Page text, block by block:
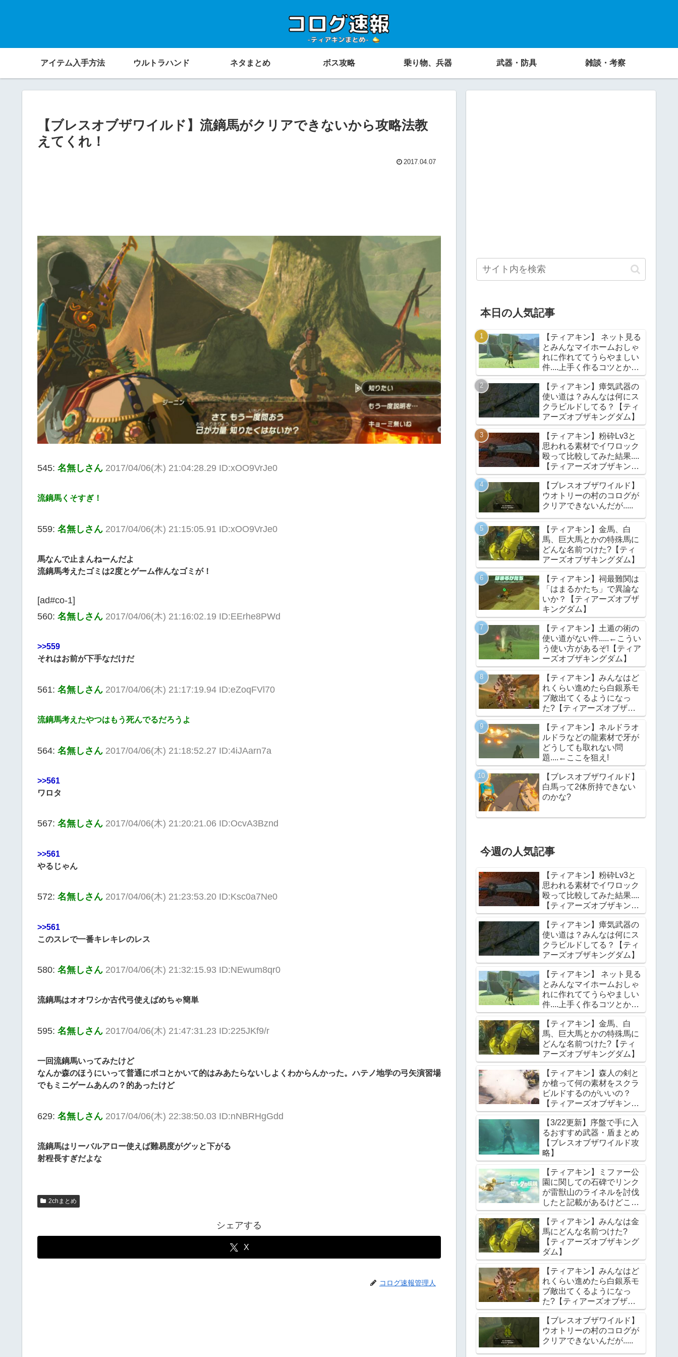
アイテム入手方法 ウルトラハンド ネタまとめ ボス攻略 乗り物、兵器 武器・防具 雑談・考察
【ブレスオブザワイルド】流鏑馬がクリアできないから攻略法教
えてくれ！
2017.04.07
545: 名無しさん 2017/04/06(木) 21:04:28.29 ID:xOO9VrJe0
流鏑馬くそすぎ！
559: 名無しさん 2017/04/06(木) 21:15:05.91 ID:xOO9VrJe0
馬なんで止まんねーんだよ
流鏑馬考えたゴミは2度とゲーム作んなゴミが！
[ad#co-1]
560: 名無しさん 2017/04/06(木) 21:16:02.19 ID:EErhe8PWd
>>559
それはお前が下手なだけだ
561: 名無しさん 2017/04/06(木) 21:17:19.94 ID:eZoqFVl70
流鏑馬考えたやつはもう死んでるだろうよ
564: 名無しさん 2017/04/06(木) 21:18:52.27 ID:4iJAarn7a
>>561
ワロタ
567: 名無しさん 2017/04/06(木) 21:20:21.06 ID:OcvA3Bznd
>>561
やるじゃん
572: 名無しさん 2017/04/06(木) 21:23:53.20 ID:Ksc0a7Ne0
>>561
このスレで一番キレキレのレス
580: 名無しさん 2017/04/06(木) 21:32:15.93 ID:NEwum8qr0
流鏑馬はオオワシか古代弓使えばめちゃ簡単
595: 名無しさん 2017/04/06(木) 21:47:31.23 ID:225JKf9/r
一回流鏑馬いってみたけど
なんか森のほうにいって普通にボコとかいて的はみあたらないしよくわからんかった。ハテノ地学の弓矢演習場
でもミニゲームあんの？的あったけど
629: 名無しさん 2017/04/06(木) 22:38:50.03 ID:nNBRHgGdd
流鏑馬はリーバルアロー使えば難易度がグッと下がる
射程長すぎだよな
2chまとめ
シェアする
X
コログ速報管理人
本日の人気記事
【ティアキン】 ネット見る
とみんなマイホームおしゃ
れに作れててうらやましい
件....上手く作るコツとかあ
る？【ティアーズオブザキ
ングダム】
【ティアキン】瘴気武器の
使い道は？みんなは何にス
クラビルドしてる？【ティ
アーズオブザキングダム】
【ティアキン】粉砕Lv3と
思われる素材でイワロック
殴って比較してみた結果....
【ティアーズオブザキング
ダム】
【ブレスオブザワイルド】
ウオトリーの村のコログが
クリアできないんだが.....
【ティアキン】金馬、白
馬、巨大馬とかの特殊馬に
どんな名前つけた?【ティ
アーズオブザキングダム】
【ティアキン】祠最難関は
「はまるかたち」で異論な
いか？【ティアーズオブザ
キングダム】
【ティアキン】土遁の術の
使い道がない件.....←こうい
う使い方があるぞ!【ティア
ーズオブザキングダム】
【ティアキン】みんなはど
れくらい進めたら白銀系モ
ブ敵出てくるようになっ
た?【ティアーズオブザキ
ングダム】
【ティアキン】ネルドラオ
ルドラなどの龍素材で牙が
どうしても取れない問
題....←ここを狙え!
【ブレスオブザワイルド】
白馬って2体所持できない
のかな?
今週の人気記事
【ティアキン】粉砕Lv3と
思われる素材でイワロック
殴って比較してみた結果....
【ティアーズオブザキング
ダム】
【ティアキン】瘴気武器の
使い道は？みんなは何にス
クラビルドしてる？【ティ
アーズオブザキングダム】
【ティアキン】 ネット見る
とみんなマイホームおしゃ
れに作れててうらやましい
件....上手く作るコツとかあ
る？【ティアーズオブザキ
ングダム】
【ティアキン】金馬、白
馬、巨大馬とかの特殊馬に
どんな名前つけた?【ティ
アーズオブザキングダム】
【ティアキン】森人の剣と
か槍って何の素材をスクラ
ビルドするのがいいの？
【ティアーズオブザキング
ダム】
【3/22更新】序盤で手に入
るおすすめ武器・盾まとめ
【ブレスオブザワイルド攻
略】
【ティアキン】ミファー公
園に関しての石碑でリンク
が雷獣山のライネルを討伐
したと記載があるけどこれ
っていつの話?【ティアー
ズオブザキングダム】
【ティアキン】みんなは金
馬にどんな名前つけた?
【ティアーズオブザキング
ダム】
【ティアキン】みんなはど
れくらい進めたら白銀系モ
ブ敵出てくるようになっ
た?【ティアーズオブザキ
ングダム】
【ブレスオブザワイルド】
ウオトリーの村のコログが
クリアできないんだが.....